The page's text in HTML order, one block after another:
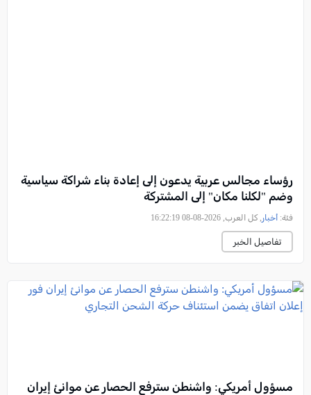
رؤساء مجالس عربية يدعون إلى إعادة بناء شراكة سياسية
وضم "لكلنا مكان" إلى المشتركة
فئة: أخبار , كل العرب, 2026-08-08 16:22:19
تفاصيل الخبر
مسؤول أمريكي: واشنطن سترفع الحصار عن موانئ إيران